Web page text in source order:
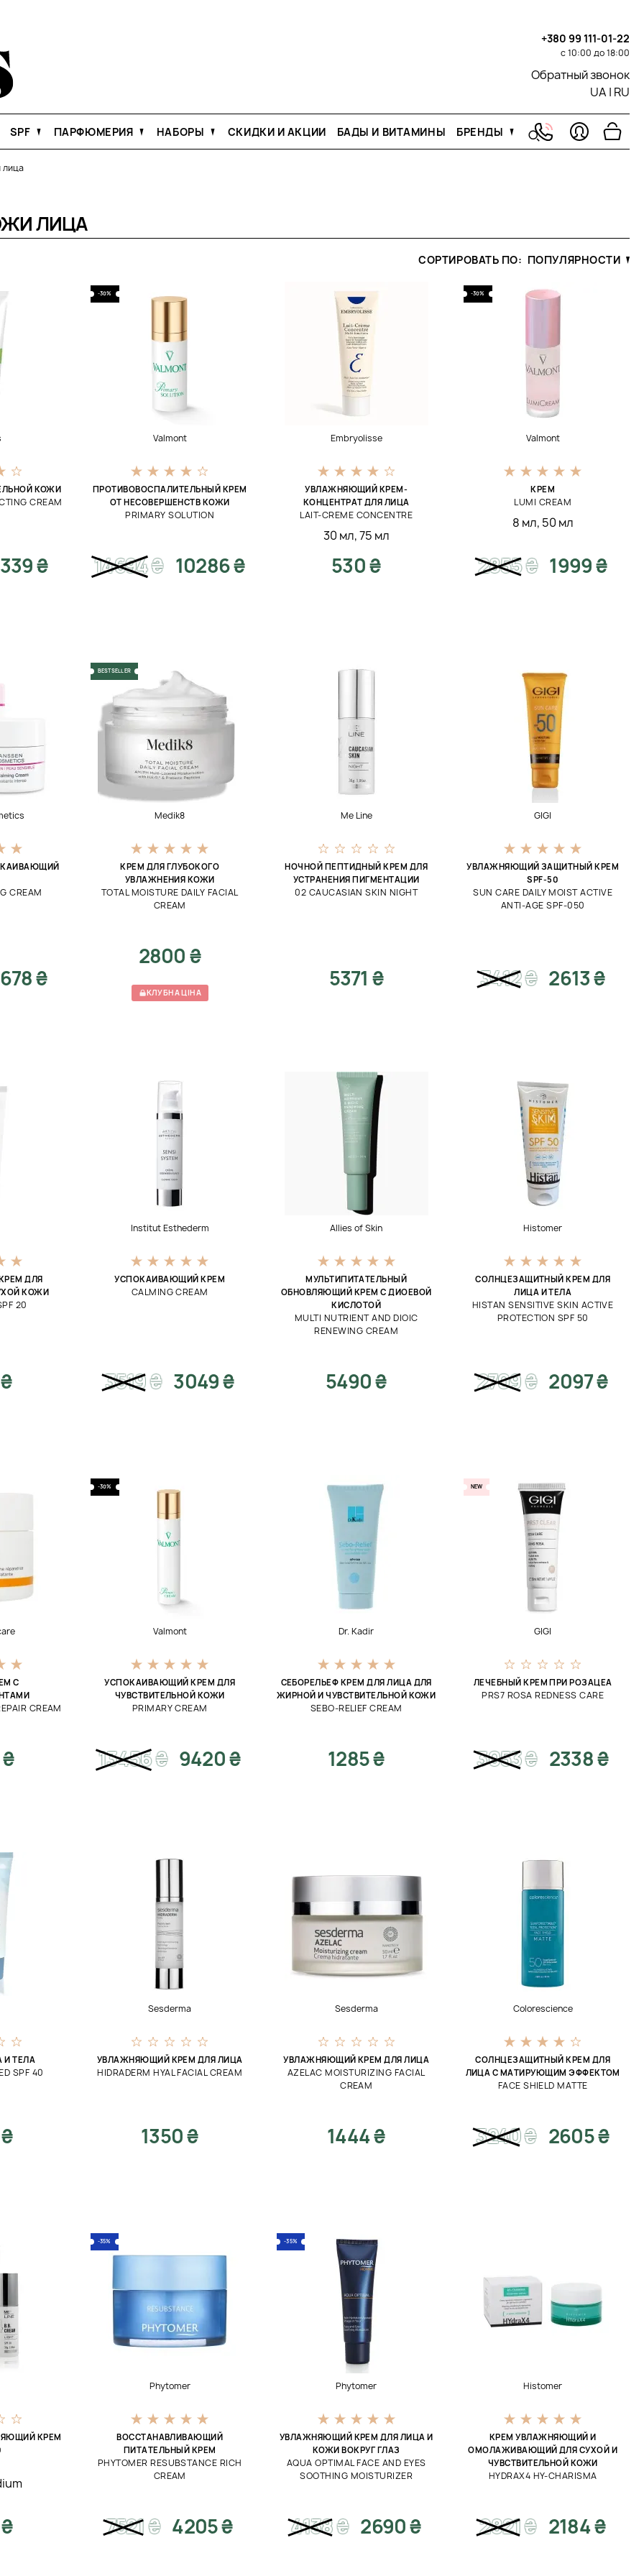
+380 99 111-01-22
с 10:00 до 18:00
Обратный звонок
UA | RU
SPF ПАРФЮМЕРИЯ НАБОРЫ СКИДКИ И АКЦИИ БАДЫ И ВИТАМИНЫ БРЕНДЫ
лица
ЛИЦА
СОРТИРОВАТЬ ПО: ПОПУЛЯРНОСТИ
КОЖИ
CREAM
₴
-30%
Valmont
ПРОТИВОВОСПАЛИТЕЛЬНЫЙ КРЕМ
ОТ НЕСОВЕРШЕНСТВ КОЖИ
PRIMARY SOLUTION
14694₴ 10286 ₴
Embryolisse
УВЛАЖНЯЮЩИЙ КРЕМ-
КОНЦЕНТРАТ ДЛЯ ЛИЦА
LAIT-CREME CONCENTRE
30 мл,75 мл
530 ₴
-30%
Valmont
КРЕМ
LUMI CREAM
8 мл, 50 мл
2855₴ 1999 ₴
CREAM
₴
BESTSELLER
Medik8
КРЕМ ДЛЯ ГЛУБОКОГО
УВЛАЖНЕНИЯ КОЖИ
TOTAL MOISTURE DAILY FACIAL
CREAM
2800 ₴
КЛУБНА ЦІНА
Me Line
НОЧНОЙ ПЕПТИДНЫЙ КРЕМ ДЛЯ
УСТРАНЕНИЯ ПИГМЕНТАЦИИ
02 CAUCASIAN SKIN NIGHT
5371 ₴
GIGI
УВЛАЖНЯЮЩИЙ ЗАЩИТНЫЙ КРЕМ
SPF-50
SUN CARE DAILY MOIST ACTIVE
ANTI-AGE SPF-050
3412₴ 2613 ₴
ДЛЯ
КОЖИ
20
Institut Esthederm
УСПОКАИВАЮЩИЙ КРЕМ
CALMING CREAM
3519₴ 3049 ₴
Allies of Skin
МУЛЬТИПИТАТЕЛЬНЫЙ
ОБНОВЛЯЮЩИЙ КРЕМ С ДИОЕВОЙ
КИСЛОТОЙ
MULTI NUTRIENT AND DIOIC
RENEWING CREAM
5490 ₴
Histomer
СОЛНЦЕЗАЩИТНЫЙ КРЕМ ДЛЯ
ЛИЦА И ТЕЛА
HISTAN SENSITIVE SKIN ACTIVE
PROTECTION SPF 50
2709₴ 2097 ₴
С
CREAM
-30%
Valmont
УСПОКАИВАЮЩИЙ КРЕМ ДЛЯ
ЧУВСТВИТЕЛЬНОЙ КОЖИ
PRIMARY CREAM
13456₴ 9420 ₴
Dr. Kadir
СЕБОРЕЛЬЕФ КРЕМ ДЛЯ ЛИЦА ДЛЯ
ЖИРНОЙ И ЧУВСТВИТЕЛЬНОЙ КОЖИ
SEBO-RELIEF CREAM
1285 ₴
NEW
GIGI
ЛЕЧЕБНЫЙ КРЕМ ПРИ РОЗАЦЕА
PRS7 ROSA REDNESS CARE
3053₴ 2338 ₴
И ТЕЛА
SPF 40
Sesderma
УВЛАЖНЯЮЩИЙ КРЕМ ДЛЯ ЛИЦА
HIDRADERM HYAL FACIAL CREAM
1350 ₴
Sesderma
УВЛАЖНЯЮЩИЙ КРЕМ ДЛЯ ЛИЦА
AZELAC MOISTURIZING FACIAL
CREAM
1444 ₴
Colorescience
СОЛНЦЕЗАЩИТНЫЙ КРЕМ ДЛЯ
ЛИЦА С МАТИРУЮЩИМ ЭФФЕКТОМ
FACE SHIELD MATTE
3240₴ 2605 ₴
КРЕМ
-35%
Phytomer
ВОССТАНАВЛИВАЮЩИЙ
ПИТАТЕЛЬНЫЙ КРЕМ
PHYTOMER RESUBSTANCE RICH
CREAM
7521₴ 4205 ₴
-35%
Phytomer
УВЛАЖНЯЮЩИЙ КРЕМ ДЛЯ ЛИЦА И
КОЖИ ВОКРУГ ГЛАЗ
AQUA OPTIMAL FACE AND EYES
SOOTHING MOISTURIZER
4138₴ 2690 ₴
Histomer
КРЕМ УВЛАЖНЯЮЩИЙ И
ОМОЛАЖИВАЮЩИЙ ДЛЯ СУХОЙ И
ЧУВСТВИТЕЛЬНОЙ КОЖИ
HYDRAX4 HY-CHARISMA
2821₴ 2184 ₴